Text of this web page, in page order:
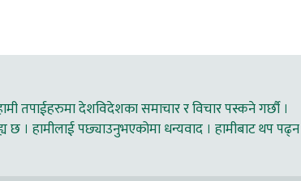
तपाईहरुमा देशविदेशका समाचार र विचार पस्कने गर्छौ ।
छ । हामीलाई पछ्याउनुभएकोमा धन्यवाद । हामीबाट थप पढ्न